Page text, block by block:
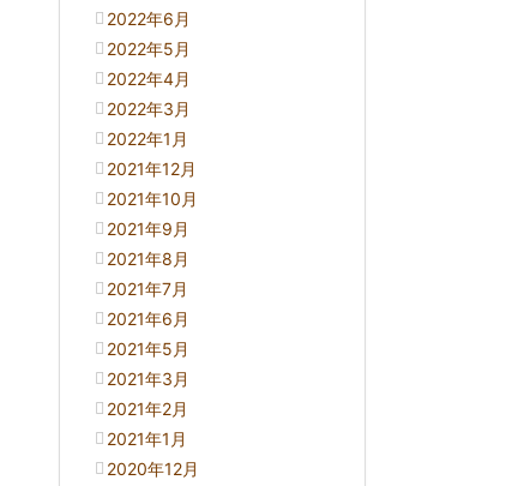
2022年6月
2022年5月
2022年4月
2022年3月
2022年1月
2021年12月
2021年10月
2021年9月
2021年8月
2021年7月
2021年6月
2021年5月
2021年3月
2021年2月
2021年1月
2020年12月